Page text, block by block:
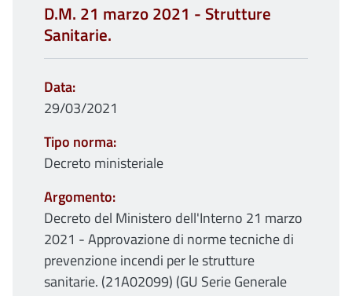
D.M. 21 marzo 2021 - Strutture
Sanitarie.
Data
29/03/2021
Tipo norma
Decreto ministeriale
Argomento
Decreto del Ministero dell'Interno 21 marzo
2021 - Approvazione di norme tecniche di
prevenzione incendi per le strutture
sanitarie. (21A02099) (GU Serie Generale